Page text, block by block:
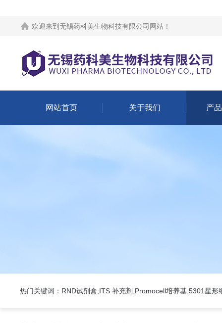
欢迎来到 无锡药科美生物科技有限公司网站 ！
网站首页 关于我们 产
热门关键词：RND试剂盒,ITS 补充剂,Promocell培养基,5301星形